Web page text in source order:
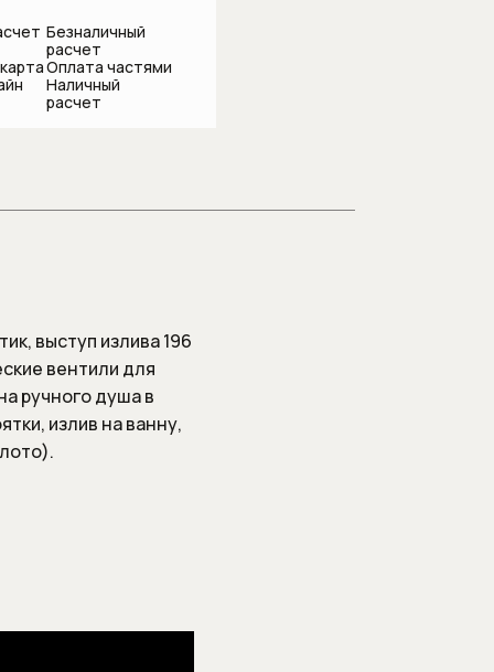
Безналичный
расчет
Оплата частями
Наличный
расчет
выступ излива 196
вентили для
ручного душа в
излив на ванну,